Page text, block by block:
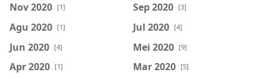
Nov 2020 [1] Sep 2020 [3]
Agu 2020 [1] Jul 2020 [4]
Jun 2020 [4] Mei 2020 [9]
Apr 2020 [1] Mar 2020 [5]